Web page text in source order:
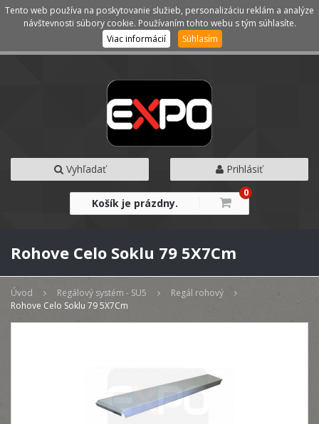
Kategórie Menu
Vyhľadať Prihlásiť
Košík je prázdny.
0
Rohove Celo Soklu 79 5X7Cm
Úvod Regálový systém - SU5
Regál rohový
Rohove Celo Soklu 79 5X7Cm
Tento web používa na poskytovanie služieb, personalizáciu reklám a analýze
návštevnosti súbory cookie. Používaním tohto webu s tým súhlasíte.
Viac informácií
Súhlasím